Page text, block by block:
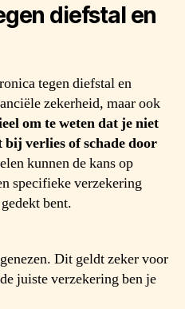
diefstal en
tegen diefstal en
zekerheid, maar ook
om te weten dat je niet
verlies of schade door
kunnen de kans op
specifieke verzekering
bent.
Dit geldt zeker voor
juiste verzekering ben je